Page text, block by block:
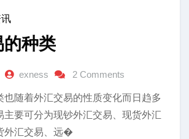
种类
exness 2 Comments
也随着外汇交易的性质变化而日趋多
主要可分为现钞外汇交易、现货外汇
外汇交易、远�